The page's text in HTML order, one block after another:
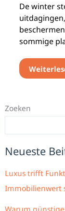
De winter
sommige
Zoeken
Neueste
Luxus trifft
Immobilienwert